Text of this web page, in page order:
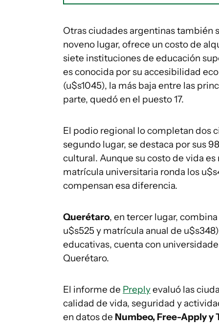
Otras ciudades argentinas también
noveno lugar, ofrece un costo de
siete instituciones de educación
es conocida por su accesibilidad
(u$s1045), la más baja entre las
parte, quedó en el puesto 17.
El podio regional lo completan dos
segundo lugar, se destaca por sus
cultural. Aunque su costo de vida
matrícula universitaria ronda los
compensan esa diferencia.
Querétaro, en tercer lugar,
u$s525 y matrícula anual de
educativas, cuenta con
Querétaro.
El informe de Preplyevaluó las
calidad de vida, seguridad y
en datos de Numbeo, Free-Apply y